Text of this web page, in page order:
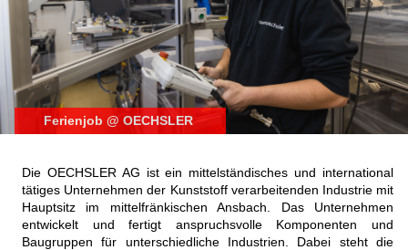
Ferienjob @ OECHSLER
Die OECHSLER AG ist ein mittelständisches und international
tätiges Unternehmen der Kunststoff verarbeitenden Industrie mit
Hauptsitz im mittelfränkischen Ansbach. Das Unternehmen
entwickelt und fertigt anspruchsvolle Komponenten und
Baugruppen für unterschiedliche Industrien. Dabei steht die